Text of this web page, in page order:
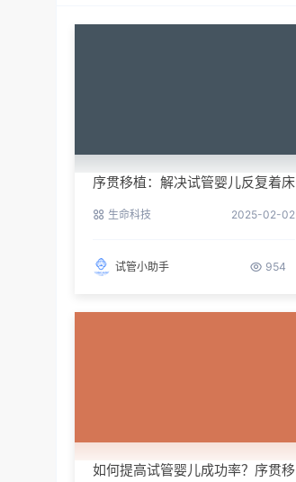
序贯移植：解决试管婴儿反复着床
生命科技 2025-02-02
试管小助手 954
如何提高试管婴儿成功率？序贯移